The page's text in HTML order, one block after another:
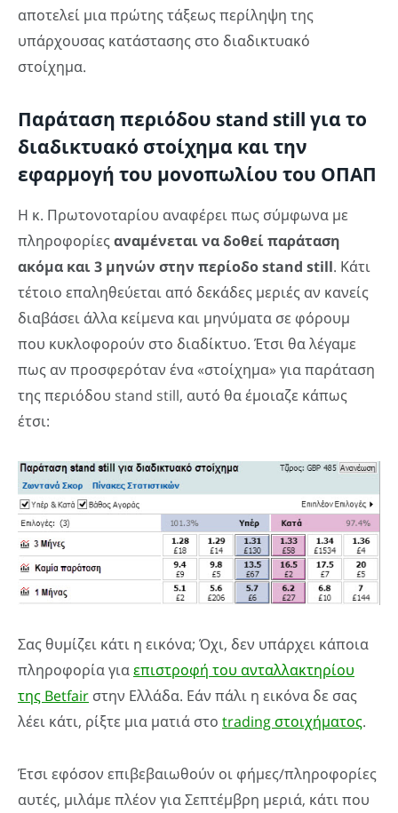
αποτελεί μια πρώτης τάξεως περίληψη της
υπάρχουσας κατάστασης στο διαδικτυακό
στοίχημα.
Παράταση περιόδου stand still για το
διαδικτυακό στοίχημα και την
εφαρμογή του μονοπωλίου του ΟΠΑΠ
Η κ. Πρωτονοταρίου αναφέρει πως σύμφωνα με
πληροφορίεςαναμένεται να δοθεί παράταση
ακόμα και 3 μηνών στην περίοδο stand still. Κάτι
τέτοιο επαληθεύεται από δεκάδες μεριές αν κανείς
διαβάσει άλλα κείμενα και μηνύματα σε φόρουμ
που κυκλοφορούν στο διαδίκτυο. Έτσι θα λέγαμε
πως αν προσφερόταν ένα «στοίχημα» για παράταση
της περιόδου stand still, αυτό θα έμοιαζε κάπως
έτσι:
Σας θυμίζει κάτι η εικόνα; Όχι, δεν υπάρχει κάποια
πληροφορία γιαεπιστροφή του ανταλλακτηρίου
της Betfair στην Ελλάδα. Εάν πάλι η εικόνα δε σας
λέει κάτι, ρίξτε μια ματιά στο trading στοιχήματος.
Έτσι εφόσον επιβεβαιωθούν οι φήμες/πληροφορίες
αυτές, μιλάμε πλέον για Σεπτέμβρη μεριά, κάτι που